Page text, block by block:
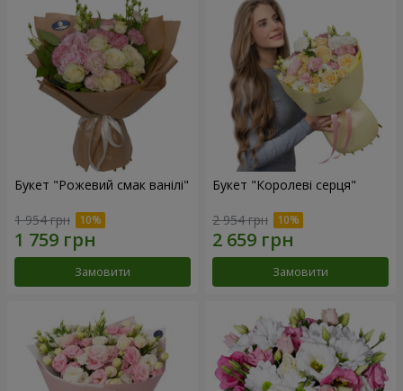
Букет "Рожевий смак ванілі"
1 954 грн
Замовити
Букет "Королеві серця"
2 954 грн
Замовити